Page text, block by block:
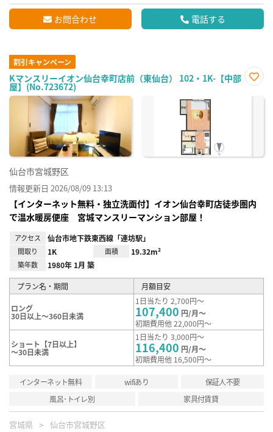
お問合わせ 電話する
割引キャンペーン
Kマンスリーイオン仙台幸町店前（東仙台） 102・1K-【中部
屋】(No.723672)
に入
仙台市宮城野区
情報更新日 2026/08/09 13:13
【インターネット無料・独立洗面付】イオン仙台幸町店徒歩圏内
で温水暖房便座 宮城マンスリーマンション部屋！
アクセス 仙台市地下鉄東西線「連坊駅」
間取り 1K 面積 19.32m²
築年数 1980年 1月 築
プラン名・期間 月額目安
ロング
30日以上～360日未満
1日当たり 2,700円～
107,400 円/月～
初期費用他 22,000円～
ショート【7日以上】
～30日未満
1日当たり 3,000円～
116,400 円/月～
初期費用他 16,500円～
インターネット無料 wifiあり
保証人不要
風呂･トイレ別
家具付賃貸
宮城県 仙台市宮城野区